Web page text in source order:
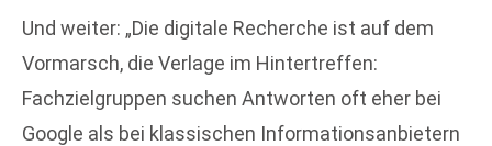
Und weiter: „Die digitale Recherche ist auf dem
Vormarsch, die Verlage im Hintertreffen:
Fachzielgruppen suchen Antworten oft eher bei
Google als bei klassischen Informationsanbietern